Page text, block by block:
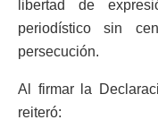
libertad de
periodístico sin
persecución.
Al firmar la
reiteró: